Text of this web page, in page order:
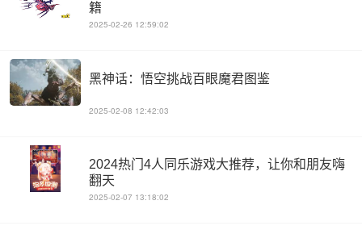
籍
2025-02-26 12:59:02
黑神话：悟空挑战百眼魔君图鉴
2025-02-08 12:42:03
2024热门4人同乐游戏大推荐，让你和朋友嗨
翻天
2025-02-07 13:18:02